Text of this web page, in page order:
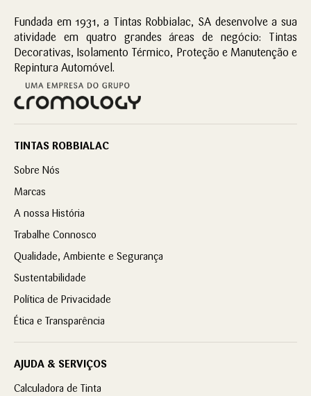
Fundada em 1931, a Tintas Robbialac, SA desenvolve a sua
atividade em quatro grandes áreas de negócio: Tintas
Decorativas, Isolamento Térmico, Proteção e Manutenção e
Repintura Automóvel.
TINTAS ROBBIALAC
Sobre Nós
Marcas
A nossa História
Trabalhe Connosco
Qualidade, Ambiente e Segurança
Sustentabilidade
Política de Privacidade
Ética e Transparência
AJUDA & SERVIÇOS
Calculadora de Tinta